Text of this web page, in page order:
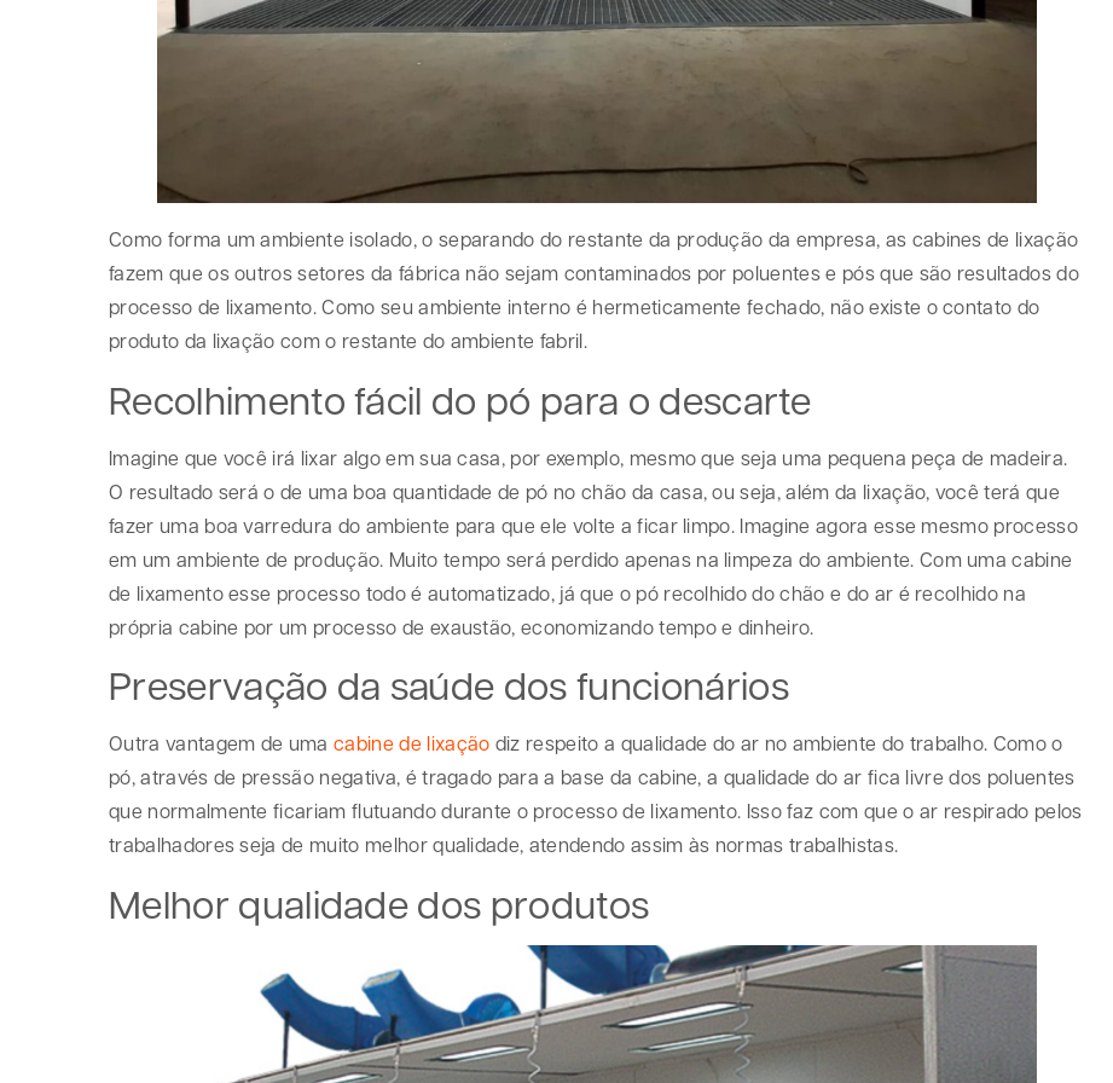
Como forma um ambiente isolado, o separando do restante da produção da empresa, as cabines de lixação
fazem que os outros setores da fábrica não sejam contaminados por poluentes e pós que são resultados do
processo de lixamento. Como seu ambiente interno é hermeticamente fechado, não existe o contato do
produto da lixação com o restante do ambiente fabril.
Recolhimento fácil do pó para o descarte
Imagine que você irá lixar algo em sua casa, por exemplo, mesmo que seja uma pequena peça de madeira.
O resultado será o de uma boa quantidade de pó no chão da casa, ou seja, além da lixação, você terá que
fazer uma boa varredura do ambiente para que ele volte a ficar limpo. Imagine agora esse mesmo processo
em um ambiente de produção. Muito tempo será perdido apenas na limpeza do ambiente. Com uma cabine
de lixamento esse processo todo é automatizado, já que o pó recolhido do chão e do ar é recolhido na
própria cabine por um processo de exaustão, economizando tempo e dinheiro.
Preservação da saúde dos funcionários
Outra vantagem de umacabine de lixação diz respeito a qualidade do ar no ambiente do trabalho. Como o
pó, através de pressão negativa, é tragado para a base da cabine, a qualidade do ar fica livre dos poluentes
que normalmente ficariam flutuando durante o processo de lixamento. Isso faz com que o ar respirado pelos
trabalhadores seja de muito melhor qualidade, atendendo assim às normas trabalhistas.
Melhor qualidade dos produtos